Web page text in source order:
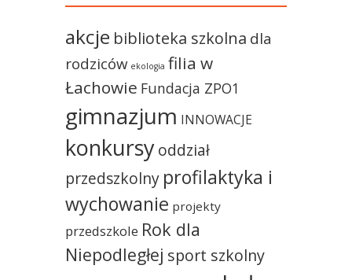
akcje biblioteka szkolna dla
rodziców ekologia filia w
Łachowie Fundacja ZPO1
gimnazjum INNOWACJE
konkursyoddział
przedszkolny profilaktyka i
wychowanie projekty
przedszkole Rok dla
Niepodległej sport szkolny